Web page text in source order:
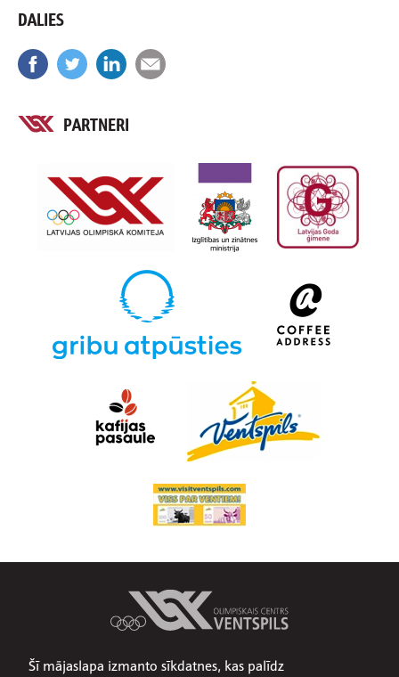
Šī mājaslapa izmanto sīkdatnes, kas palīdz
DALIES
PARTNERI
Par mums